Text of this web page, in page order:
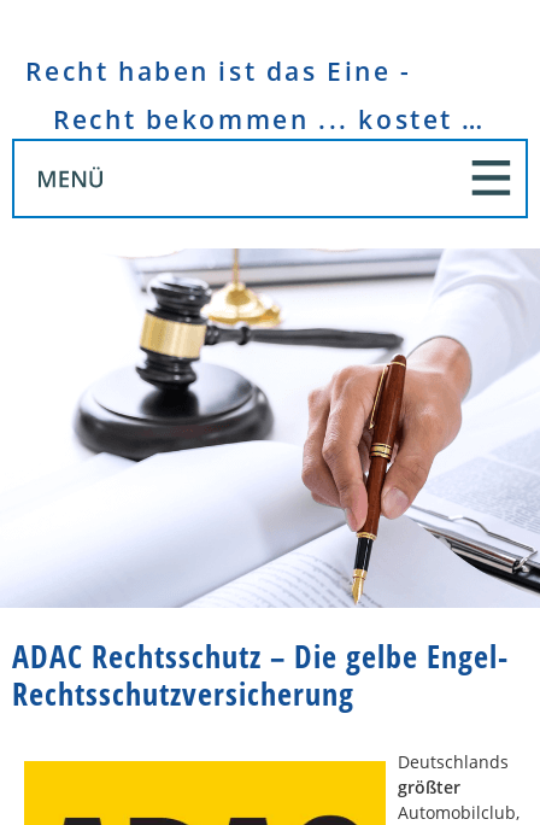
Recht haben ist das Eine -
Recht bekommen ... kostet Geld!
ADAC Rechtsschutz – Die gelbe Engel-
Rechtsschutzversicherung
Deutschlands
größter
Automobilclub,